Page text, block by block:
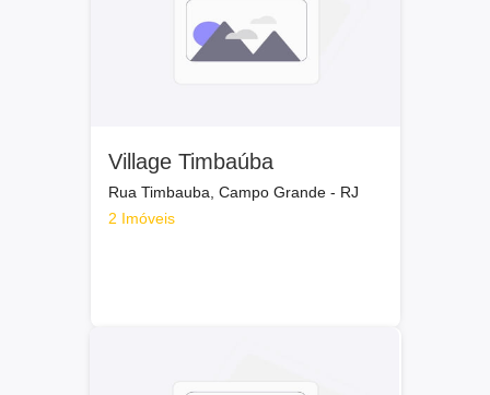
Village Timbaúba
Rua Timbauba, Campo Grande - RJ
2 Imóveis